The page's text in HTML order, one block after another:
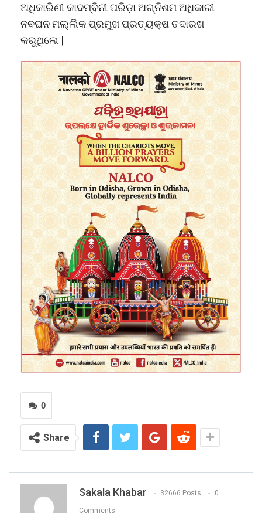
ଅଧିକାରିଣୀ କାଦମ୍ବିନୀ ପରିଡ଼ା ଅଗ୍ନିଶମ ଅଧିକାରୀ
ନବଘନ ମଲ୍ଲିକ ପ୍ରମୁଖ ପ୍ରତ୍ୟକ୍ଷ ତଦାରଖ
କରୁଥିଲେ |
0
Share
Sakala Khabar 32666 Posts 0
Comments